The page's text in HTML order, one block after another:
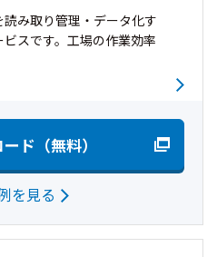
み取り管理・データ化す
スです。工場の作業効率
ド（無料）
を見る